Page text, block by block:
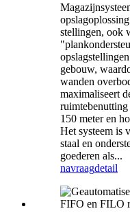
stellingen, ook
gebouw,
wanden
maximaliseert
150 meter en
Het systeem is
staal en
goederen als...
navraagdetail